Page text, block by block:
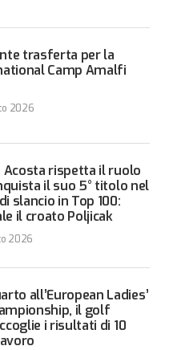
trasferta per la
Camp Amalfi
2026
Acosta rispetta il ruolo
il suo 5° titolo nel
slancio in Top 100:
il croato Poljicak
2026
all’European Ladies’
il golf
i risultati di 10